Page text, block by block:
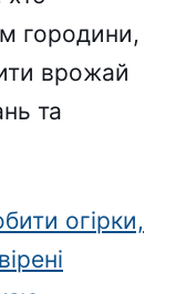
городини,
врожай
та
огірки,